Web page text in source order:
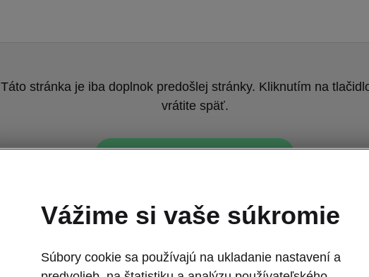
Táto stránka je iba doplnok predošlej stránky. Kliknutím na
vrátite späť.
Naspäť na predošlú stránku
Vážime si vaše súkromie
Súbory cookie sa používajú na ukladanie nastavení a